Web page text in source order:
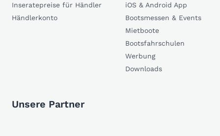
Inseratepreise für Händler
Händlerkonto
iOS & Android App
Bootsmessen & Events
Mietboote
Bootsfahrschulen
Werbung
Downloads
Unsere Partner